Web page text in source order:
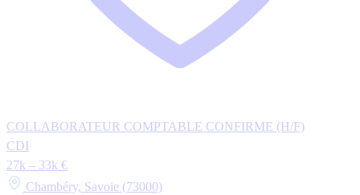
COLLABORATEUR COMPTABLE CONFIRME (H/F)
CDI
27k – 33k €
Chambéry, Savoie (73000)